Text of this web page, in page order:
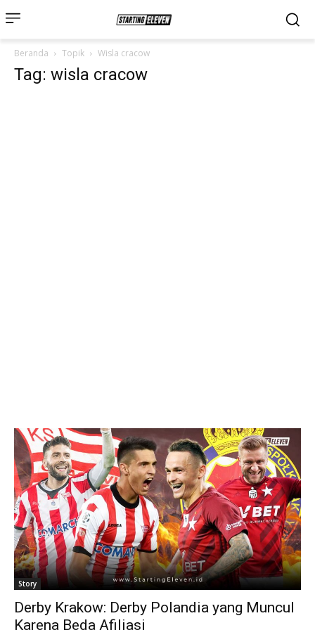
Beranda Topik Wisla cracow
Tag: wisla cracow
Story
Derby Krakow: Derby Polandia yang Muncul
Karena Beda Afiliasi